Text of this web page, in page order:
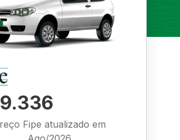
Fipe atualizado em